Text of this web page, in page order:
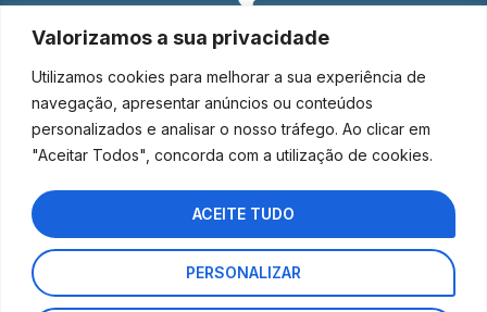
Valorizamos a sua privacidade
Utilizamos cookies para melhorar a sua experiência de
navegação, apresentar anúncios ou conteúdos
personalizados e analisar o nosso tráfego. Ao clicar em
"Aceitar Todos", concorda com a utilização de cookies.
PERSONALIZAR
ACEITE TUDO
Interorto © 2026 - Todos os direitos reservados.